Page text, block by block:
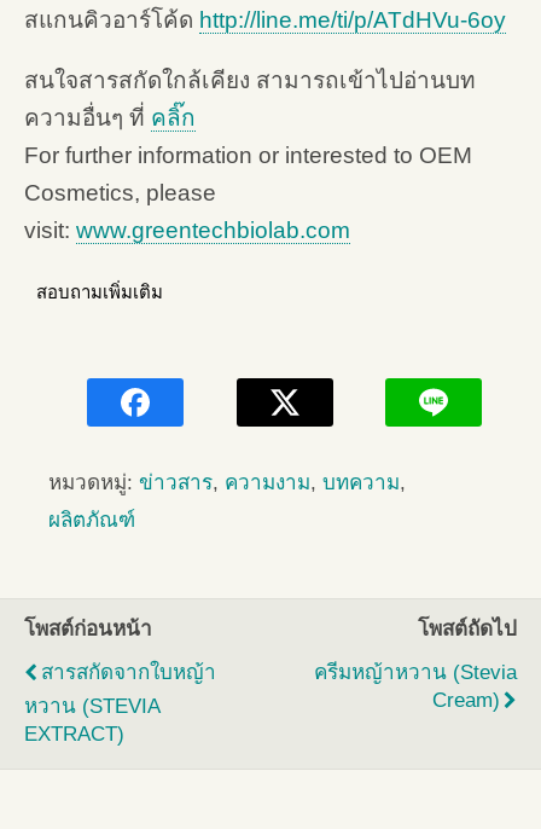
สแกนคิวอาร์โค้ด http://line.me/ti/p/ATdHVu-6oy
สนใจสารสกัดใกล้เคียง สามารถเข้าไปอ่านบท
ความอื่นๆ ที่ คลิ๊ก
For further information or interested to OEM
Cosmetics, please
visit: www.greentechbiolab.com
สอบถามเพิ่มเติม
หมวดหมู่: ข่าวสาร, ความงาม, บทความ,
ผลิตภัณฑ์
โพสต์ก่อนหน้า
สารสกัดจากใบหญ้า
หวาน (STEVIA
EXTRACT)
โพสต์ถัดไป
ครีมหญ้าหวาน (Stevia
Cream)